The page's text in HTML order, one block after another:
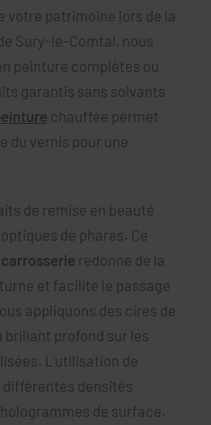
votre patrimoine lors de la
Sury-le-Comtal, nous
peinture complètes ou
garantis sans solvants
chauffée permet
du vernis pour une
de remise en beauté
de phares. Ce
redonne de la
et facilite le passage
appliquons des cires de
brillant profond sur les
L'utilisation de
différentes densités
de surface.